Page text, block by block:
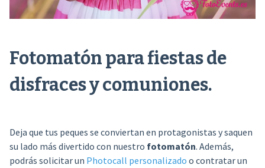
Fotomatón para fiestas de
disfraces y comuniones.
Deja que tus peques se conviertan en protagonistas y saquen
su lado más divertido con nuestro fotomatón. Además,
podrás solicitar un Photocall personalizado o contratar un